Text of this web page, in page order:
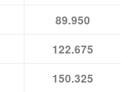
89.950
122.675
150.325